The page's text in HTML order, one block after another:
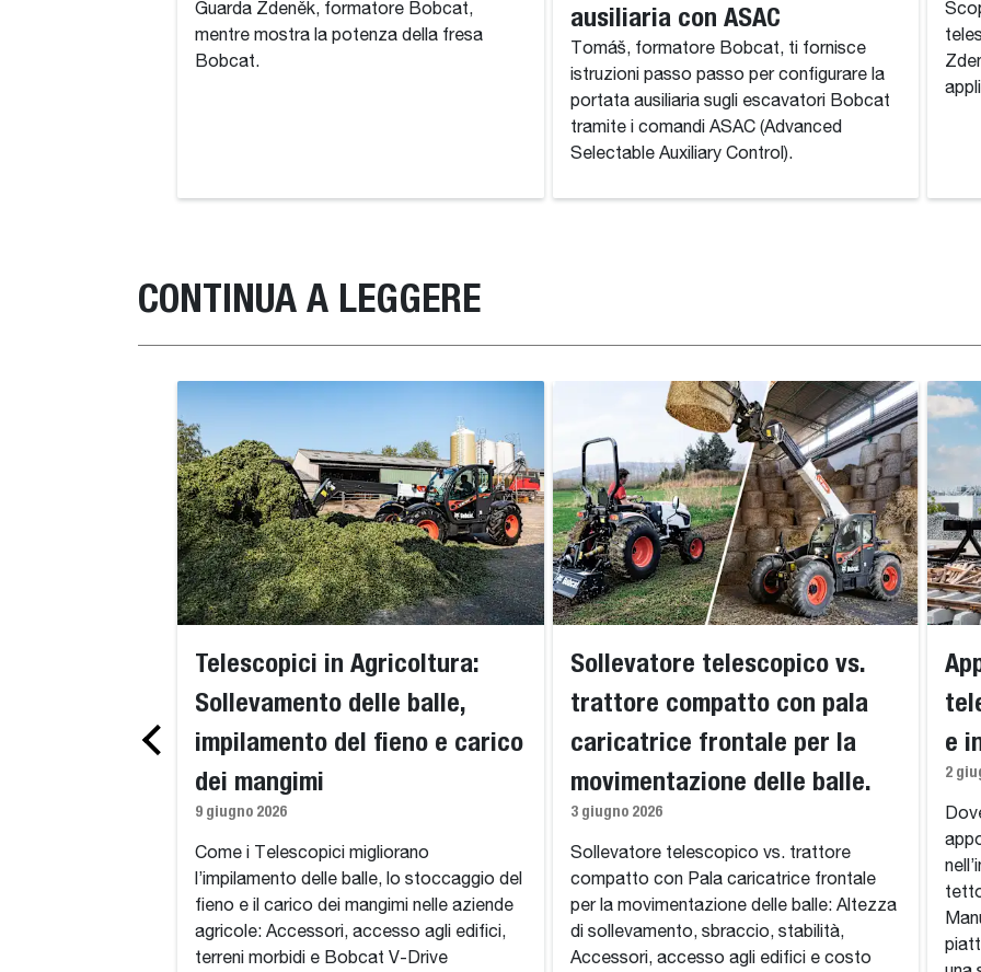
Guarda Zdeněk, formatore Bobcat,
mentre mostra la potenza della fresa
Bobcat.
ausiliaria con ASAC
Tomáš, formatore Bobcat, ti fornisce
istruzioni passo passo per configurare la
portata ausiliaria sugli escavatori Bobcat
tramite i comandi ASAC (Advanced
Selectable Auxiliary Control).
CONTINUA A LEGGERE
Telescopici in Agricoltura:
Sollevamento delle balle,
impilamento del fieno e carico
dei mangimi
9 giugno 2026
Come i Telescopici migliorano
l’impilamento delle balle, lo stoccaggio del
fieno e il carico dei mangimi nelle aziende
agricole: Accessori, accesso agli edifici,
terreni morbidi e Bobcat V-Drive
Sollevatore telescopico vs.
trattore compatto con pala
caricatrice frontale per la
movimentazione delle balle.
3 giugno 2026
Sollevatore telescopico vs. trattore
compatto con Pala caricatrice frontale
per la movimentazione delle balle: Altezza
di sollevamento, sbraccio, stabilità,
Accessori, accesso agli edifici e costo
e
2